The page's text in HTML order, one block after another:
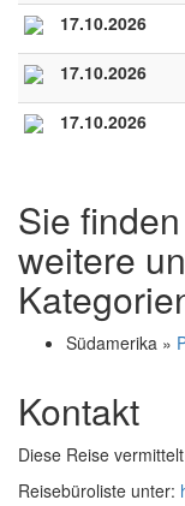
17.10.2026
17.10.2026
17.10.2026
Sie
weitere
Südamerika »
Kontakt
Diese Reise
Reisebüroliste unter: